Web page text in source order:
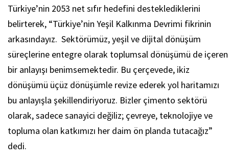
Türkiye’nin 2053 net sıfır hedefini desteklediklerini
belirterek, “Türkiye’nin Yeşil Kalkınma Devrimi fikrinin
arkasındayız. Sektörümüz, yeşil ve dijital dönüşüm
süreçlerine entegre olarak toplumsal dönüşümü de içeren
bir anlayışı benimsemektedir. Bu çerçevede, ikiz
dönüşümü üçüz dönüşümle revize ederek yol haritamızı
bu anlayışla şekillendiriyoruz. Bizler çimento sektörü
olarak, sadece sanayici değiliz; çevreye, teknolojiye ve
topluma olan katkımızı her daim ön planda tutacağız”
dedi.